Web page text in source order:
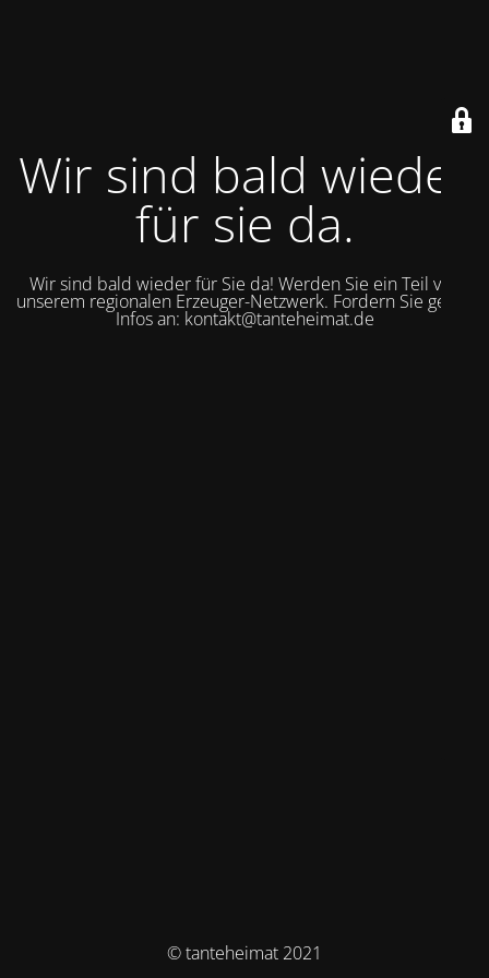
Wir sind bald wieder
für sie da.
Wir sind bald wieder für Sie da! Werden Sie ein Teil von
unserem regionalen Erzeuger-Netzwerk. Fordern Sie gerne
Infos an: kontakt@tanteheimat.de
© tanteheimat 2021